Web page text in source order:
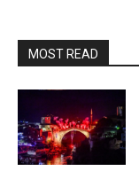
MOST READ